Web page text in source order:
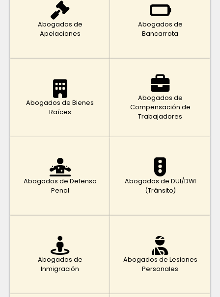
Abogados de
Apelaciones
Abogados de
Bancarrota
Abogados de Bienes
Raíces
Abogados de
Compensación de
Trabajadores
Abogados de Defensa
Penal
Abogados de DUI/DWI
(Tránsito)
Abogados de
Inmigración
Abogados de Lesiones
Personales